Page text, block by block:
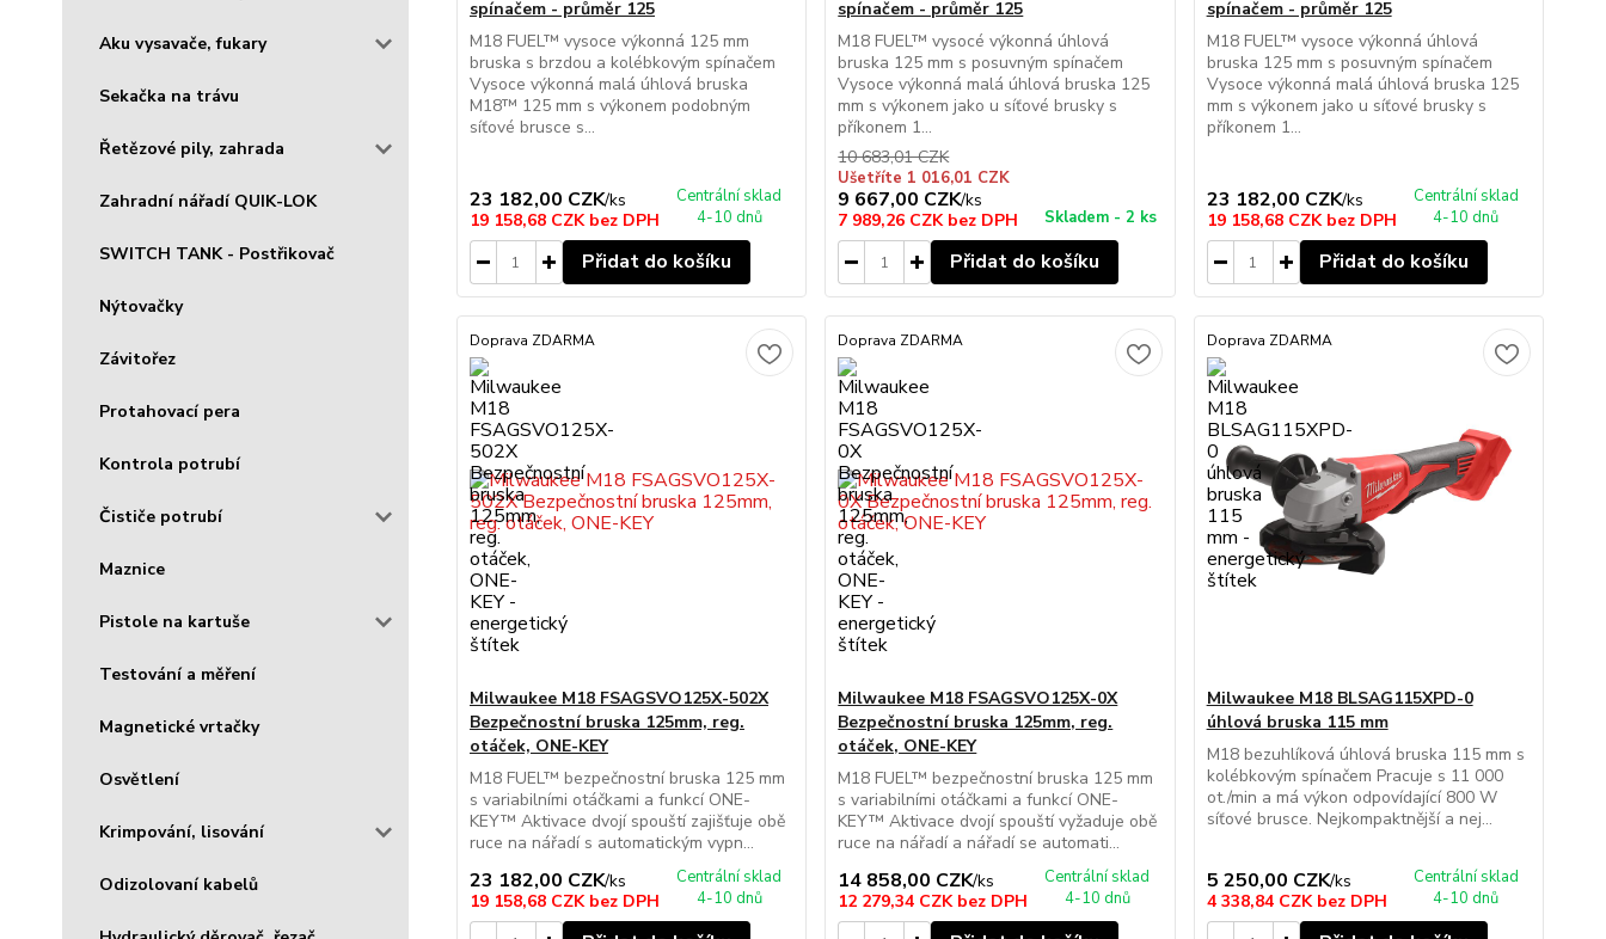
Aku vysavače, fukary
Sekačka na trávu
Řetězové pily, zahrada
Zahradní nářadí QUIK-LOK
SWITCH TANK - Postřikovač
Nýtovačky
Závitořez
Protahovací pera
Kontrola potrubí
Čističe potrubí
Maznice
Pistole na kartuše
Testování a měření
Magnetické vrtačky
Osvětlení
Krimpování, lisování
Odizolovaní kabelů
spínačem - průměr 125
M18 FUEL™ vysoce výkonná 125 mm
bruska s brzdou a kolébkovým spínačem
Vysoce výkonná malá úhlová bruska
M18™ 125 mm s výkonem podobným
síťové brusce s...
23 182,00 CZK/ks
19 158,68 CZK bez DPH
Centrální sklad
4-10 dnů
Přidat do košíku
spínačem - průměr 125
M18 FUEL™ vysocé výkonná úhlová
bruska 125 mm s posuvným spínačem
Vysoce výkonná malá úhlová bruska 125
mm s výkonem jako u síťové brusky s
příkonem 1...
10 683,01 CZK
Ušetříte 1 016,01 CZK
9 667,00 CZK/ks
7 989,26 CZK bez DPH Skladem - 2 ks
Přidat do košíku
spínačem - průměr 125
M18 FUEL™ vysoce výkonná úhlová
bruska 125 mm s posuvným spínačem
Vysoce výkonná malá úhlová bruska 125
mm s výkonem jako u síťové brusky s
příkonem 1...
23 182,00 CZK/ks
19 158,68 CZK bez DPH
Centrální sklad
4-10 dnů
Přidat do košíku
Doprava ZDARMA
Milwaukee M18 FSAGSVO125X-502X
Bezpečnostní bruska 125mm, reg.
otáček, ONE-KEY
M18 FUEL™ bezpečnostní bruska 125 mm
s variabilními otáčkami a funkcí ONE-
KEY™ Aktivace dvojí spouští zajišťuje obě
ruce na nářadí s automatickým vypn...
23 182,00 CZK/ks
19 158,68 CZK bez DPH
Centrální sklad
4-10 dnů
Doprava ZDARMA
Milwaukee M18 FSAGSVO125X-0X
Bezpečnostní bruska 125mm, reg.
otáček, ONE-KEY
M18 FUEL™ bezpečnostní bruska 125 mm
s variabilními otáčkami a funkcí ONE-
KEY™ Aktivace dvojí spouští vyžaduje obě
ruce na nářadí a nářadí se automati...
14 858,00 CZK/ks
12 279,34 CZK bez DPH
Centrální sklad
4-10 dnů
Doprava ZDARMA
Milwaukee M18 BLSAG115XPD-0
úhlová bruska 115 mm
M18 bezuhlíková úhlová bruska 115 mm s
kolébkovým spínačem Pracuje s 11 000
ot./min a má výkon odpovídající 800 W
síťové brusce. Nejkompaktnější a nej...
5 250,00 CZK/ks
4 338,84 CZK bez DPH
Centrální sklad
4-10 dnů